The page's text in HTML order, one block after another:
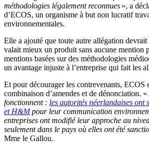
méthodologies légalement reconnues », a
d’ECOS, un organisme à but non lucratif
environnementales.
Elle a ajouté que toute autre allégation devrait
valait mieux un produit sans aucune mention
mentions basées sur des méthodologies
un avantage injuste à l’entreprise qui fait les
Et pour décourager les contrevenants, ECOS
combinaison d’amendes et de dénonciation. «
fonctionnent : les autorités néerlandaises ont
et H&Mpour leur communication
entreprises ont modifié leur approche au
seulement dans le pays où elles ont été
Mme le Gallou.